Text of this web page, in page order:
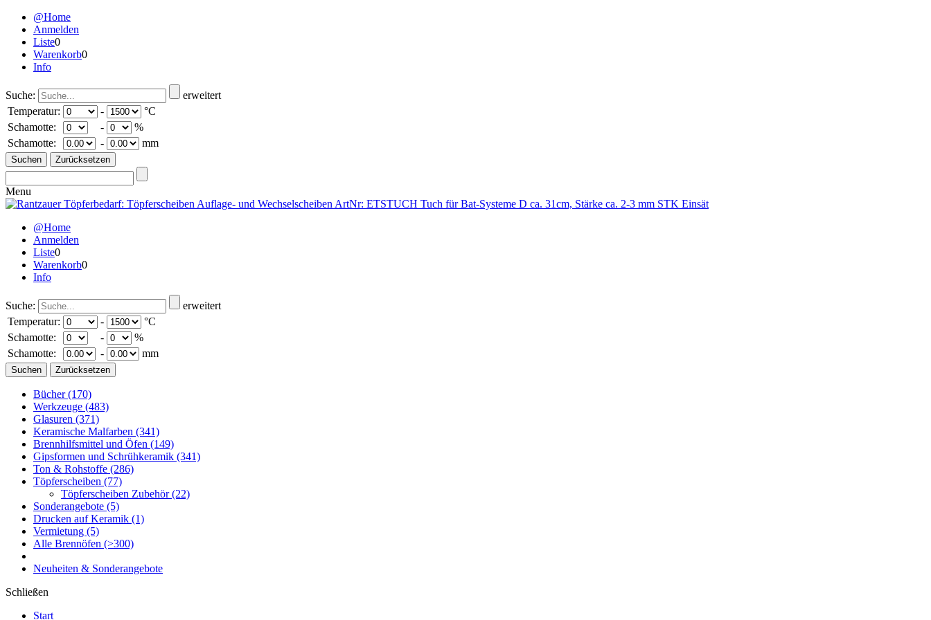
@Home
Anmelden
Liste0
Warenkorb0
Info
Suche:
erweitert
Temperatur:
-
°C
Schamotte:
-
%
Schamotte:
- mm
Menu
@Home
Anmelden
Liste0
Warenkorb0
Info
Suche:
erweitert
Temperatur:
-
°C
Schamotte:
-
%
Schamotte:
- mm
Bücher(170)
Werkzeuge (483)
Glasuren (371)
Keramische Malfarben (341)
Brennhilfsmittel und Öfen (149)
Gipsformen und Schrühkeramik (341)
Ton & Rohstoffe (286)
Töpferscheiben (77)
Töpferscheiben Zubehör(22)
Sonderangebote (5)
Drucken auf Keramik (1)
Vermietung (5)
Alle Brennöfen (>300)
Neuheiten & Sonderangebote
Schließen
Start